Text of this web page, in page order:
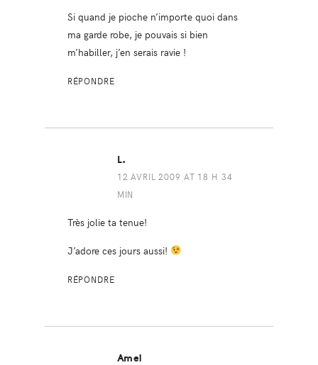
Si quand je pioche n’importe quoi dans
ma garde robe, je pouvais si bien
m’habiller, j’en serais ravie !
RÉPONDRE
L.
12 AVRIL 2009 AT 18 H 34
MIN
Très jolie ta tenue!
J’adore ces jours aussi!
RÉPONDRE
Amel